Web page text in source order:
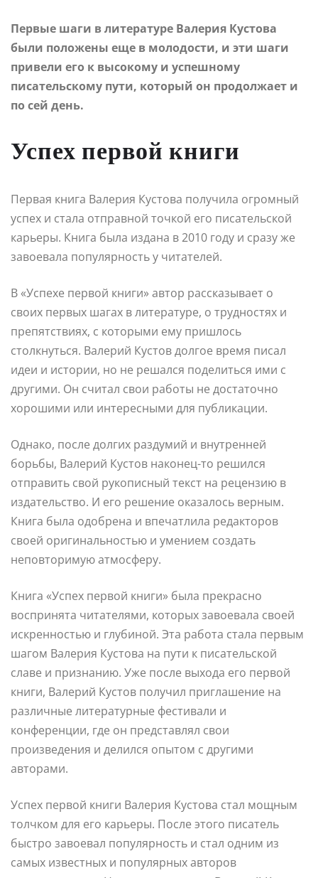
Первые шаги в литературе Валерия Кустова
были положены еще в молодости, и эти шаги
привели его к высокому и успешному
писательскому пути, который он продолжает и
по сей день.
Успех первой книги
Первая книга Валерия Кустова получила огромный
успех и стала отправной точкой его писательской
карьеры. Книга была издана в 2010 году и сразу же
завоевала популярность у читателей.
В «Успехе первой книги» автор рассказывает о
своих первых шагах в литературе, о трудностях и
препятствиях, с которыми ему пришлось
столкнуться. Валерий Кустов долгое время писал
идеи и истории, но не решался поделиться ими с
другими. Он считал свои работы не достаточно
хорошими или интересными для публикации.
Однако, после долгих раздумий и внутренней
борьбы, Валерий Кустов наконец-то решился
отправить свой рукописный текст на рецензию в
издательство. И его решение оказалось верным.
Книга была одобрена и впечатлила редакторов
своей оригинальностью и умением создать
неповторимую атмосферу.
Книга «Успех первой книги» была прекрасно
воспринята читателями, которых завоевала своей
искренностью и глубиной. Эта работа стала первым
шагом Валерия Кустова на пути к писательской
славе и признанию. Уже после выхода его первой
книги, Валерий Кустов получил приглашение на
различные литературные фестивали и
конференции, где он представлял свои
произведения и делился опытом с другими
авторами.
Успех первой книги Валерия Кустова стал мощным
толчком для его карьеры. После этого писатель
быстро завоевал популярность и стал одним из
самых известных и популярных авторов